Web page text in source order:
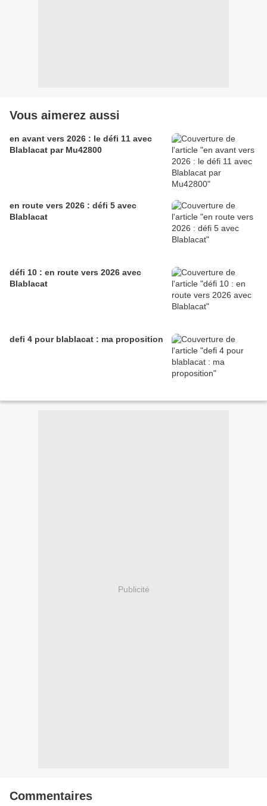
Vous aimerez aussi
en avant vers 2026 : le défi 11 avec
Blablacat par Mu42800
en route vers 2026 : défi 5 avec
Blablacat
défi 10 : en route vers 2026 avec
Blablacat
defi 4 pour blablacat : ma proposition
Publicité
Commentaires